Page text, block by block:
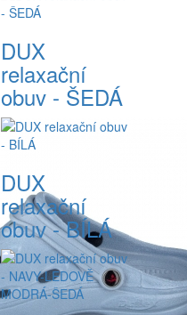
DUX
relaxační
obuv - ŠEDÁ
DUX
relaxační
obuv - BÍLÁ